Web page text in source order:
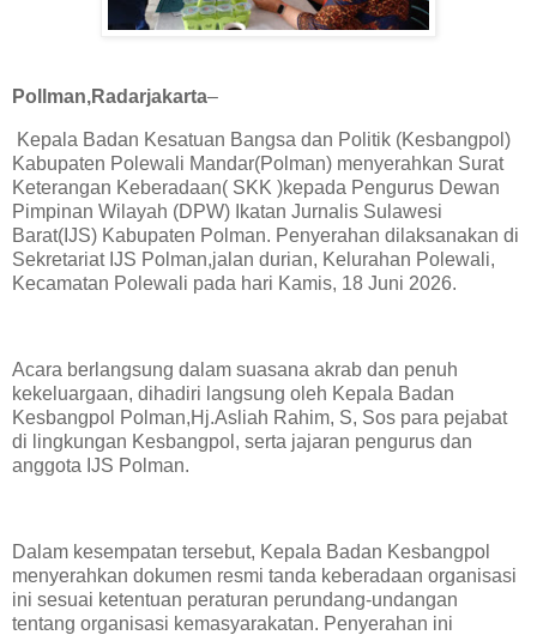
Pollman,Radarjakarta–
Kepala Badan Kesatuan Bangsa dan Politik (Kesbangpol)
Kabupaten Polewali Mandar(Polman) menyerahkan Surat
Keterangan Keberadaan( SKK )kepada Pengurus Dewan
Pimpinan Wilayah (DPW) Ikatan Jurnalis Sulawesi
Barat(IJS) Kabupaten Polman. Penyerahan dilaksanakan di
Sekretariat IJS Polman,jalan durian, Kelurahan Polewali,
Kecamatan Polewali pada hari Kamis, 18 Juni 2026.
Acara berlangsung dalam suasana akrab dan penuh
kekeluargaan, dihadiri langsung oleh Kepala Badan
Kesbangpol Polman,Hj.Asliah Rahim, S, Sos para pejabat
di lingkungan Kesbangpol, serta jajaran pengurus dan
anggota IJS Polman.
Dalam kesempatan tersebut, Kepala Badan Kesbangpol
menyerahkan dokumen resmi tanda keberadaan organisasi
ini sesuai ketentuan peraturan perundang-undangan
tentang organisasi kemasyarakatan. Penyerahan ini